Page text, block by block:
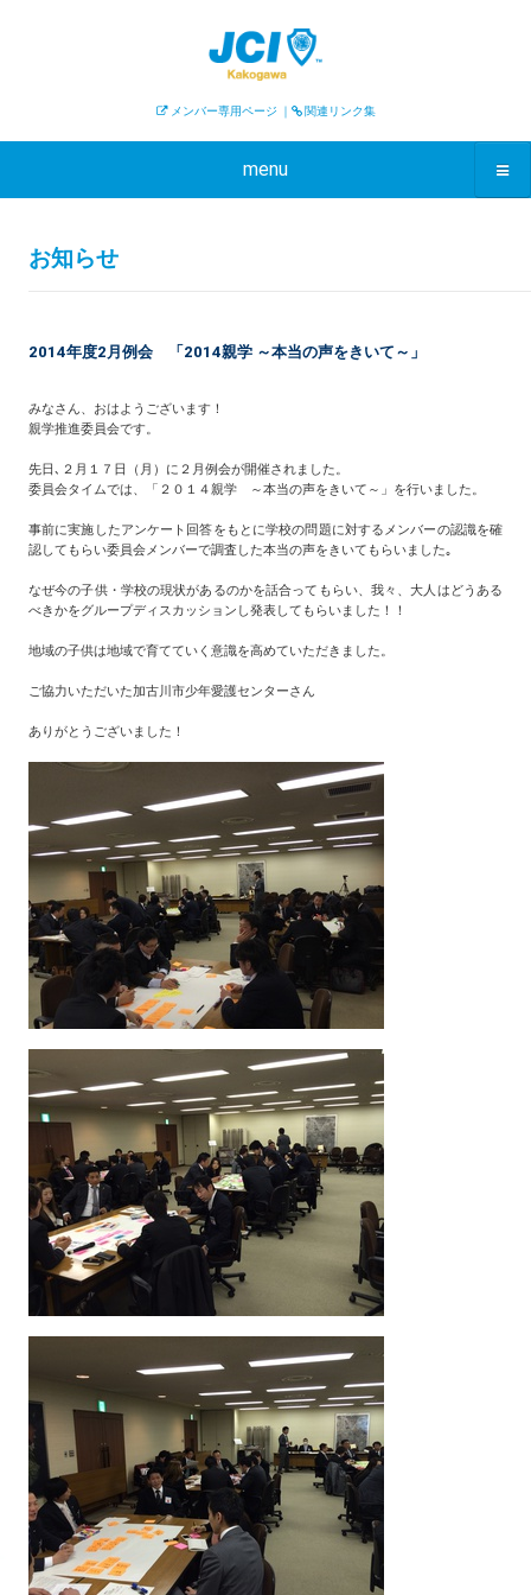
メンバー専用ページ ｜ 関連リンク集
menu
お知らせ
2014年度2月例会 「2014親学 ～本当の声をきいて～」
みなさん、おはようございます！
親学推進委員会です。
先日､２月１７日（月）に２月例会が開催されました。
委員会タイムでは、「２０１４親学 ～本当の声をきいて～」を行いました。
事前に実施したアンケート回答をもとに学校の問題に対するメンバーの認識を確
認してもらい委員会メンバーで調査した本当の声をきいてもらいました｡
なぜ今の子供・学校の現状があるのかを話合ってもらい、我々、大人はどうある
べきかをグループディスカッションし発表してもらいました！！
地域の子供は地域で育てていく意識を高めていただきました。
ご協力いただいた加古川市少年愛護センターさん
ありがとうございました！